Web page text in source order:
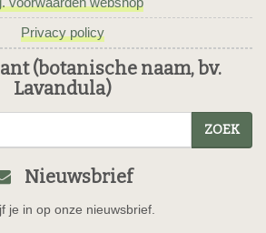
Privacy policy
(botanische naam, bv.
Lavandula)
ZOEK
Nieuwsbrief
je in op onze nieuwsbrief.